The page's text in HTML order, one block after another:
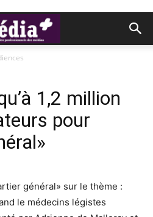
1,2 million
pour
général» sur le thème :
le médecins légistes